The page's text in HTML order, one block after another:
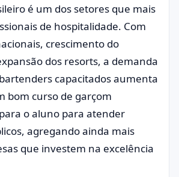
é um dos setores que mais
de hospitalidade. Com
crescimento do
dos resorts, a demanda
capacitados aumenta
bom curso de garçom
o aluno para atender
agregando ainda mais
que investem na excelência